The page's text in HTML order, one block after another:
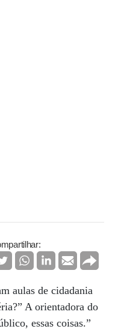
aulas de cidadania
A orientadora do
essas coisas.”